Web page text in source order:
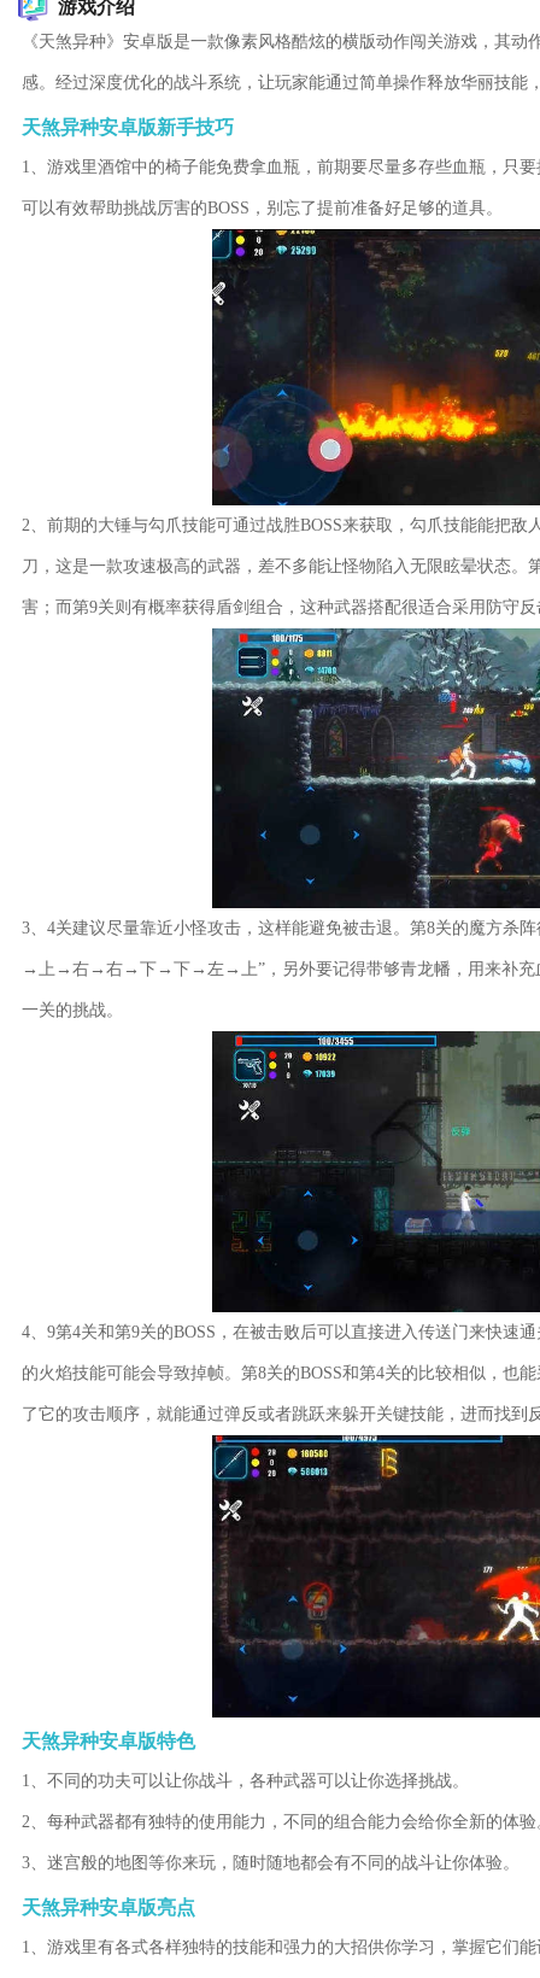
游戏介绍
《天煞异种》安卓版是一款像素风格酷炫的横版动作闯关游戏，其
感。经过深度优化的战斗系统，让玩家能通过简单操作释放华丽技能
天煞异种安卓版新手技巧
1、游戏里酒馆中的椅子能免费拿血瓶，前期要尽量多存些血瓶，只
可以有效帮助挑战厉害的BOSS，别忘了提前准备好足够的道具。
2、前期的大锤与勾爪技能可通过战胜BOSS来获取，勾爪技能能把
刀，这是一款攻速极高的武器，差不多能让怪物陷入无限眩晕状态
害；而第9关则有概率获得盾剑组合，这种武器搭配很适合采用防守
3、4关建议尽量靠近小怪攻击，这样能避免被击退。第8关的魔方杀
→上→右→右→下→下→左→上”，另外要记得带够青龙幡，用来补充
一关的挑战。
4、9第4关和第9关的BOSS，在被击败后可以直接进入传送门来快速
的火焰技能可能会导致掉帧。第8关的BOSS和第4关的比较相似，也
了它的攻击顺序，就能通过弹反或者跳跃来躲开关键技能，进而找到
天煞异种安卓版特色
1、不同的功夫可以让你战斗，各种武器可以让你选择挑战。
2、每种武器都有独特的使用能力，不同的组合能力会给你全新的体验
3、迷宫般的地图等你来玩，随时随地都会有不同的战斗让你体验。
天煞异种安卓版亮点
1、游戏里有各式各样独特的技能和强力的大招供你学习，掌握它们